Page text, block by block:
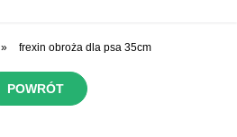
» frexin obroża dla psa 35cm
POWRÓT